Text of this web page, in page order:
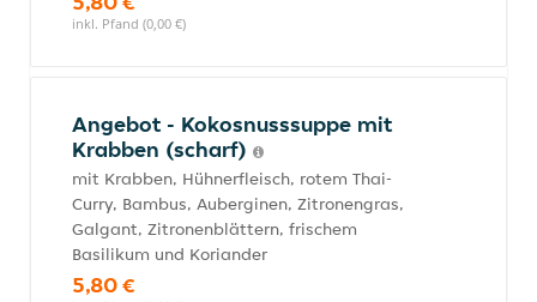
inkl. Pfand (0,00 €)
Angebot - Kokosnusssuppe mit
Krabben (scharf)
mit Krabben, Hühnerfleisch, rotem Thai-
Curry, Bambus, Auberginen, Zitronengras,
Galgant, Zitronenblättern, frischem
Basilikum und Koriander
5,80 €